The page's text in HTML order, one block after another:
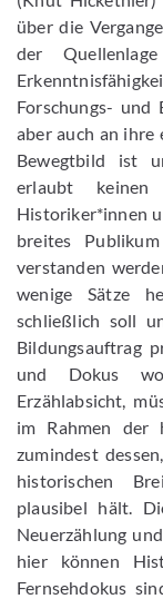
über die
der
Forschungs- und
aber auch an ihre
Bewegtbild ist
erlaubt
Historiker*innen
breites
verstanden
wenige Sätze
schließlich soll
Bildungsauftrag
und Dokus
Erzählabsicht,
im Rahmen der
zumindest
historischen
plausibel hält.
Neuerzählung
hier können
Fernsehdokus